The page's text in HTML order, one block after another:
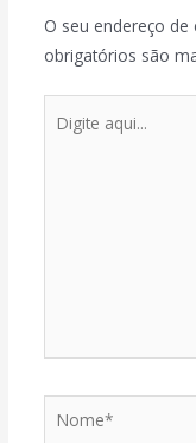
O seu endereço
obrigatórios são